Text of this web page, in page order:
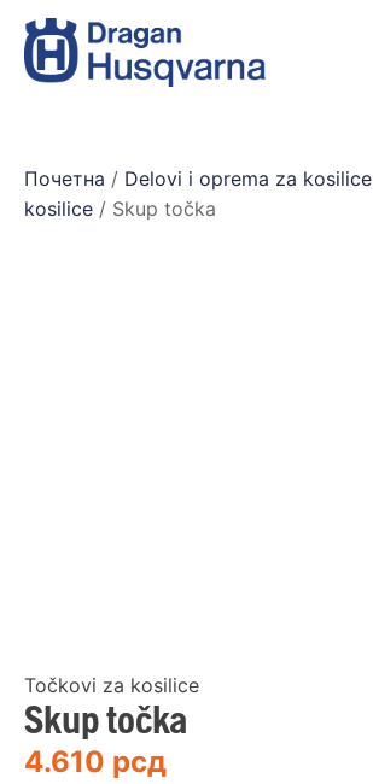
Почетна / Delovi i oprema za kosilice
kosilice / Skup točka
Točkovi za kosilice
Skup točka
4.610 рсд